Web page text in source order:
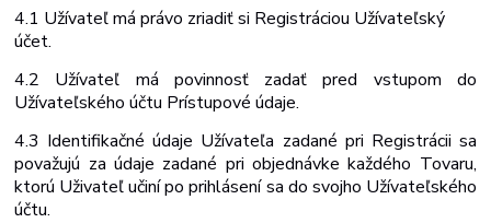
4.1 Užívateľmáprávo zriadiťsi Registráciou Užívateľský
účet.
4.2 Užívateľ má povinnosť zadať pred vstupom do
Užívateľského účtu Prístupovéúdaje.
4.3 Identifikačné údaje Užívateľa zadané pri Registrácii sa
považujú za údaje zadané pri objednávke každého Tovaru,
ktorú Uživateľ učiní po prihlásení sa do svojho Užívateľského
účtu.